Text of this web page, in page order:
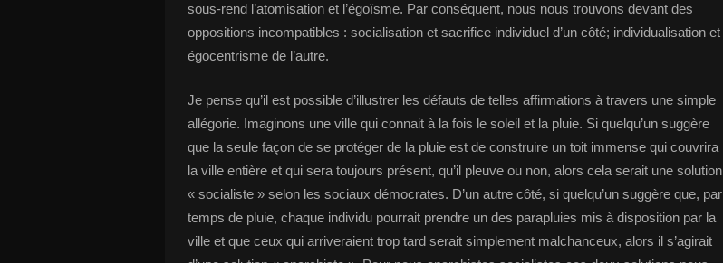
sous-rend l’atomisation et l’égoïsme. Par conséquent, nous nous trouvons devant des
oppositions incompatibles : socialisation et sacrifice individuel d’un côté; individualisation et
égocentrisme de l’autre.
Je pense qu’il est possible d’illustrer les défauts de telles affirmations à travers une simple
allégorie. Imaginons une ville qui connait à la fois le soleil et la pluie. Si quelqu’un suggère
que la seule façon de se protéger de la pluie est de construire un toit immense qui couvrira
la ville entière et qui sera toujours présent, qu’il pleuve ou non, alors cela serait une solution
« socialiste » selon les sociaux démocrates. D’un autre côté, si quelqu’un suggère que, par
temps de pluie, chaque individu pourrait prendre un des parapluies mis à disposition par la
ville et que ceux qui arriveraient trop tard serait simplement malchanceux, alors il s’agirait